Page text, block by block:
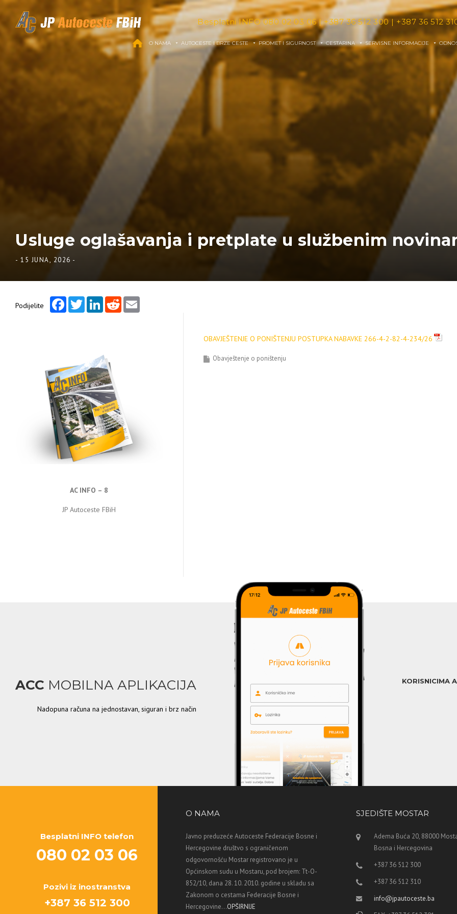
Skip to content
Besplatni INFO080 02 03 06|+387 36 512 300 | +387 36 512
O NAMA AUTOCESTE I BRZE CESTE PROMET I SIGURNOST CESTARINA SERVISNE INFORMACIJE
Usluge oglašavanja i pretplate u službenim
- 15 JUNA, 2026 -
Podijelite
FacebookTwitterLinkedInReddit
OBAVJEŠTENJE O PONIŠTENJU POSTUPKA NABAVKE 266-4-2-82-4-234/26
Obavještenje o poništenju
AC INFO – 8
JP Autoceste FBiH
ACC MOBILNA APLIKACIJA
Nadopuna računa na jednostavan, siguran i brz način
KORISNICIMA
Besplatni INFO telefon
080 02 03 06
Pozivi iz inostranstva
+387 36 512 300
O NAMA
Javno preduzeće Autoceste Federacije Bosne i
Hercegovine društvo s ograničenom
odgovornošću Mostar registrovano je u
Općinskom sudu u Mostaru, pod brojem: Tt-O-
852/10, dana 28. 10. 2010. godine u skladu sa
Zakonom o cestama Federacije Bosne i
Hercegovine...OPŠIRNIJE
SJEDIŠTE MOSTAR
Adema Buća 20, 88000
Bosna i Hercegovina
+387 36 512 300
+387 36 512 310
info@jpautoceste.ba